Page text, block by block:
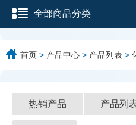
全部商品分类
首页 > 产品中心 > 产品列表 >
热销产品 产品列